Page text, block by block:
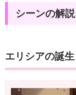
シーンの解説
エリシアの誕